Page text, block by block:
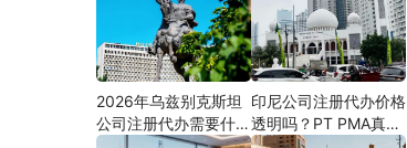
么300+出海企业首选
安永国际跨境合规圈？
2026年乌兹别克斯坦
公司注册代办需要什么
印尼公司注册代办价格
透明吗？PT PMA真实